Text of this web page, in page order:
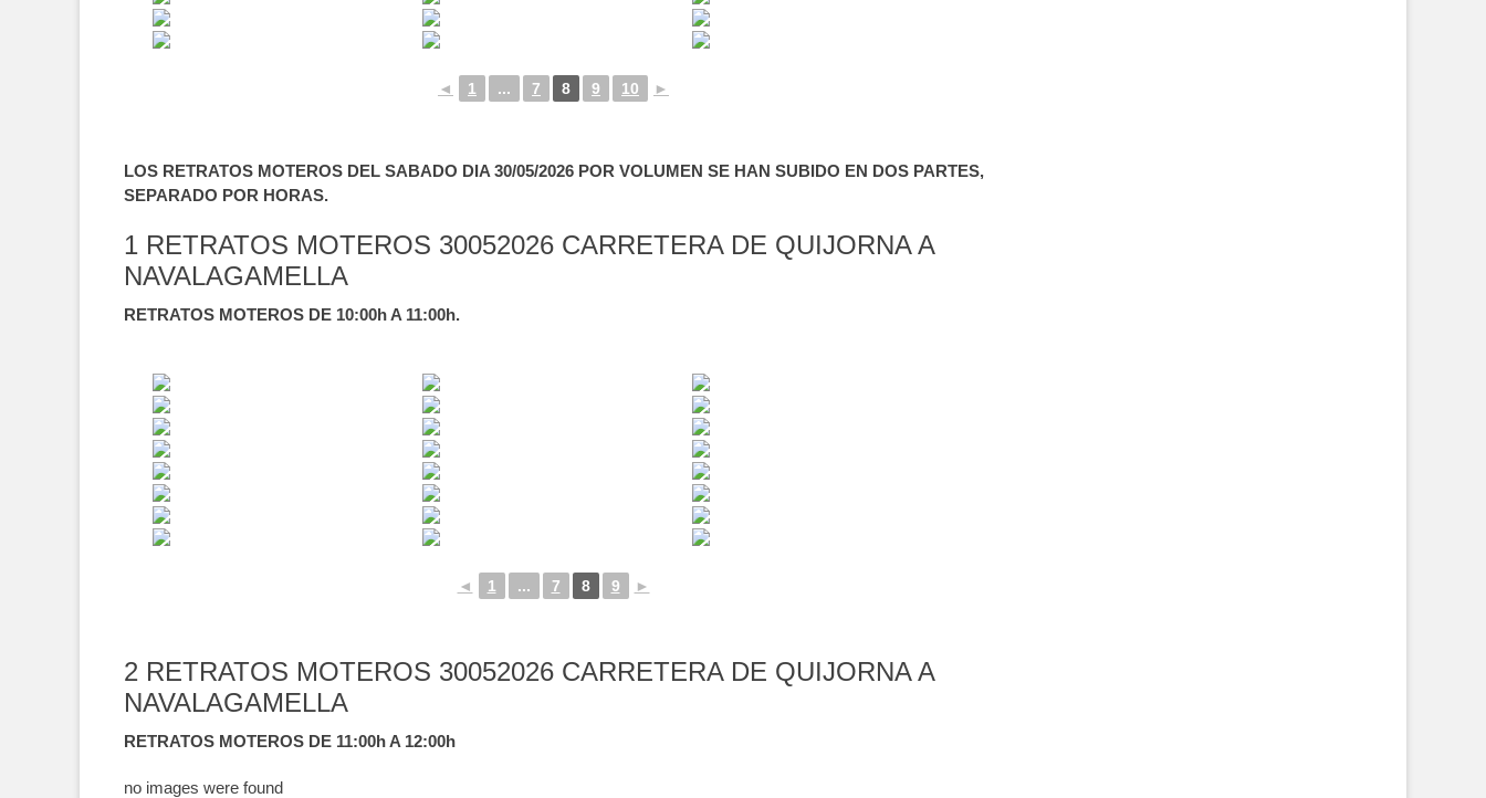
◄ 1 ... 7 8 9 10 ►
LOS RETRATOS MOTEROS DEL SABADO DIA 30/05/2026 POR VOLUMEN SE HAN SUBIDO EN DOS PARTES,
SEPARADO POR HORAS.
1 RETRATOS MOTEROS 30052026 CARRETERA DE QUIJORNA A
NAVALAGAMELLA
RETRATOS MOTEROS DE 10:00h A 11:00h.
◄ 1 ... 7 8 9 ►
2 RETRATOS MOTEROS 30052026 CARRETERA DE QUIJORNA A
NAVALAGAMELLA
RETRATOS MOTEROS DE 11:00h A 12:00h
no images were found